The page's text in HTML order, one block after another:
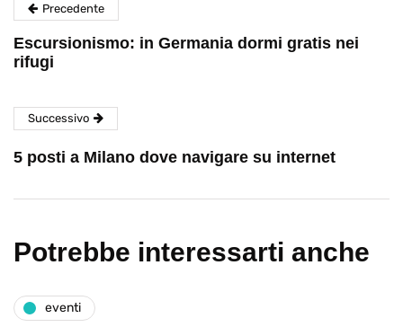
Precedente
Escursionismo: in Germania dormi gratis nei
rifugi
Successivo
5 posti a Milano dove navigare su internet
Potrebbe interessarti anche
eventi